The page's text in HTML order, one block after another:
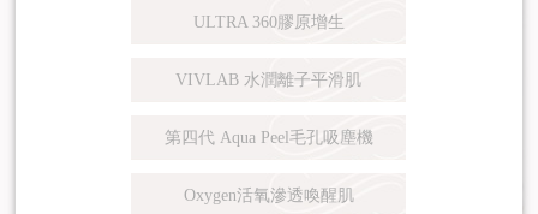
ULTRA 360膠原增生
VIVLAB 水潤離子平滑肌
第四代 Aqua Peel毛孔吸塵機
Oxygen活氧滲透喚醒肌